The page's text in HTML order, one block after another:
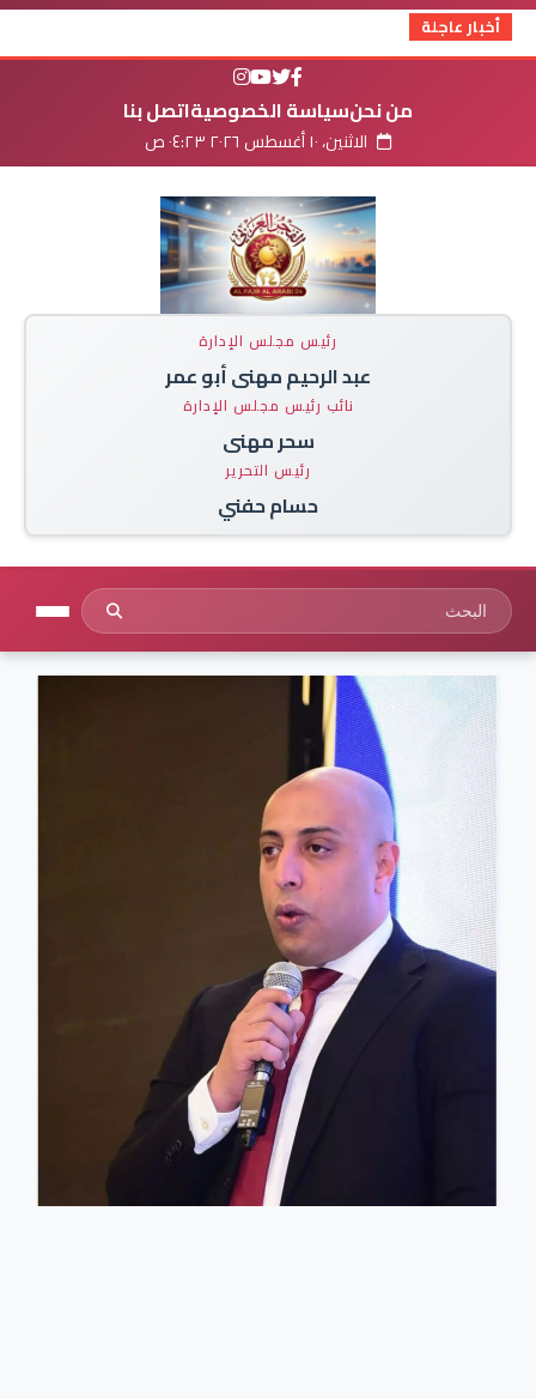
أخبار عاجلة
من نحنسياسة الخصوصيةاتصل بنا
الاثنين، ١٠ أغسطس ٢٠٢٦ ٠٤:٢٣ ص
رئيس مجلس الإدارة
عبد الرحيم مهنى أبو عمر
نائب رئيس مجلس الإدارة
سحر مهنى
رئيس التحرير
حسام حفني